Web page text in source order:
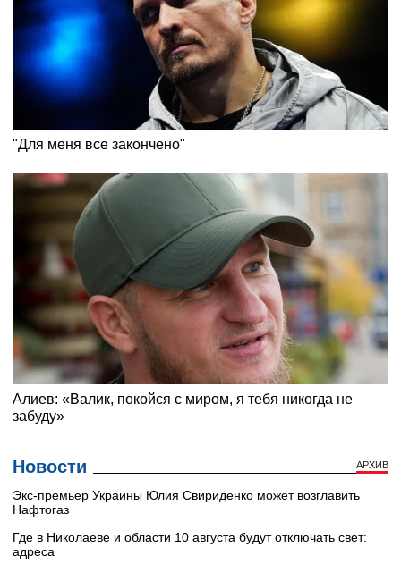
Новости АРХИВ
Экс-премьер Украины Юлия Свириденко может возглавить
Нафтогаз
Где в Николаеве и области 10 августа будут отключать свет:
адреса